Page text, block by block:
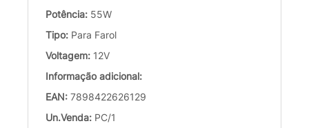
Potência: 55W
Tipo: Para Farol
Voltagem: 12V
Informação adicional:
EAN: 7898422626129
Un.Venda: PC/1